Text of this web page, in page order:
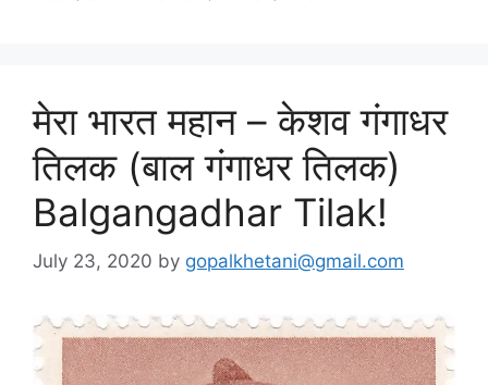
मेरा भारत महान – केशव गंगाधर
तिलक (बाल गंगाधर तिलक)
Balgangadhar Tilak!
July 23, 2020 by gopalkhetani@gmail.com